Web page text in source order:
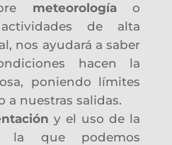
meteorologíao
de alta
nos ayudará a saber
hacen la
poniendo límites
a nuestras salidas.
y el uso de la
la que podemos